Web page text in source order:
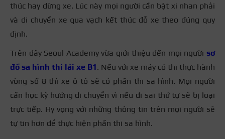
thúc hay dừng xe. Lúc này mọi người cần bật xi nhan phải
và di chuyển xe qua vạch kết thúc đỗ xe theo đúng quy
định.
Trên đây Seoul Academy vừa giới thiệu đến mọi người sơ
đồ sa hình thi lái xe B1. Nếu với xe máy có thi thực hành
vòng số 8 thì xe ô tô sẽ có phần thi sa hình. Mọi người
cần học kỹ hướng di chuyển vì nếu đi sai thứ tự sẽ bị loại
trực tiếp. Hy vọng với những thông tin trên mọi người sẽ
tự tin hơn để thực hiện phần thi sa hình.